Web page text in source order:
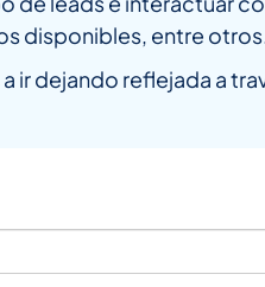
disponibles, entre
ir dejando reflejada a